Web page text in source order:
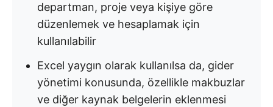
departman, proje veya kişiye göre
düzenlemek ve hesaplamak için
kullanılabilir
Excel yaygın olarak kullanılsa da, gider
yönetimi konusunda, özellikle makbuzlar
ve diğer kaynak belgelerin eklenmesi